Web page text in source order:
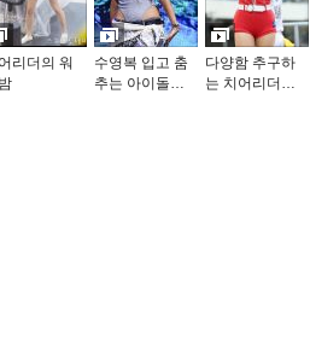
리더의 워
수영복 입고 춤
추는 아이돌…
다양함 추구하
는 치어리더…